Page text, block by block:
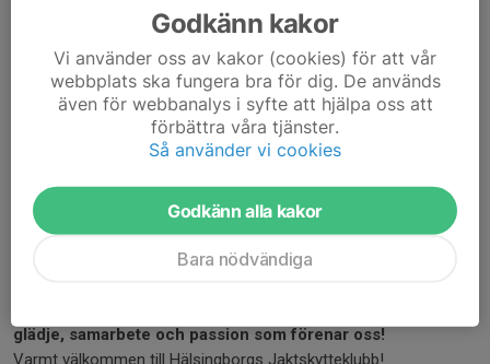
medlem får du tillgång till hela vår anläggning och kan skjuta till
rabatterade priser när klubben är öppen. Se våra
mer information.
Medlemsavgift per kalenderår:
för seniorer
för juniorer
Vi är stolta över att vara den mest kompletta viltmålsbanan i
hela regionen. Med ditt engagemang och din medverkan kan vi
fortsätta utveckla vår klubb och bygga vidare på det som
glädje, samarbete och passion som förenar oss!
Varmt välkommen till Hälsingborgs Jaktskytteklubb!
Godkänn kakor
Vi använder oss av kakor (cookies) för att vår
webbplats ska fungera bra för dig. De används
även för webbanalys i syfte att hjälpa oss att
förbättra våra tjänster.
Så använder vi cookies
Godkänn alla kakor
Bara nödvändiga